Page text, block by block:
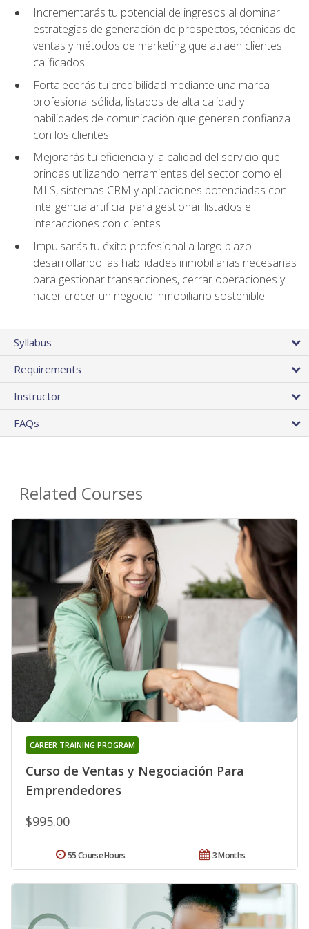
Incrementarás tu potencial de ingresos al dominar
estrategias de generación de prospectos, técnicas de
ventas y métodos de marketing que atraen clientes
calificados
Fortalecerás tu credibilidad mediante una marca
profesional sólida, listados de alta calidad y
habilidades de comunicación que generen confianza
con los clientes
Mejorarás tu eficiencia y la calidad del servicio que
brindas utilizando herramientas del sector como el
MLS, sistemas CRM y aplicaciones potenciadas con
inteligencia artificial para gestionar listados e
interacciones con clientes
Impulsarás tu éxito profesional a largo plazo
desarrollando las habilidades inmobiliarias necesarias
para gestionar transacciones, cerrar operaciones y
hacer crecer un negocio inmobiliario sostenible
Syllabus
Requirements
Instructor
FAQs
Related Courses
Curso de Ventas y Negociación Para
Emprendedores
CAREER TRAINING PROGRAM
$995.00
3 Months
55 Course Hours